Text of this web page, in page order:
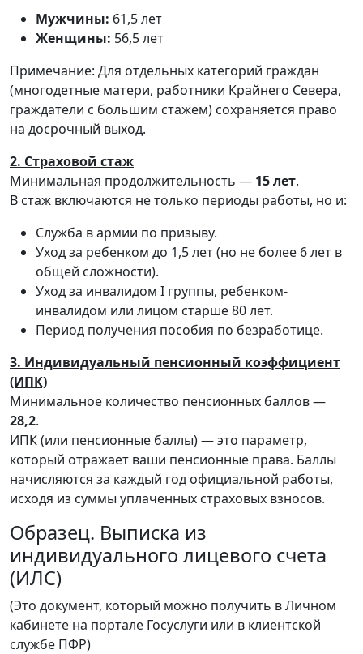
Мужчины: 61,5 лет
Женщины: 56,5 лет
Примечание: Для отдельных категорий граждан
(многодетные матери, работники Крайнего Севера,
граждатели с большим стажем) сохраняется право
на досрочный выход.
2. Страховой стаж
Минимальная продолжительность — 15 лет.
В стаж включаются не только периоды работы, но и:
Служба в армии по призыву.
Уход за ребенком до 1,5 лет (но не более 6 лет в
общей сложности).
Уход за инвалидом I группы, ребенком-
инвалидом или лицом старше 80 лет.
Период получения пособия по безработице.
3. Индивидуальный пенсионный коэффициент
(ИПК)
Минимальное количество пенсионных баллов —
28,2.
ИПК (или пенсионные баллы) — это параметр,
который отражает ваши пенсионные права. Баллы
начисляются за каждый год официальной работы,
исходя из суммы уплаченных страховых взносов.
Образец. Выписка из
индивидуального лицевого счета
(ИЛС)
(Это документ, который можно получить в Личном
кабинете на портале Госуслуги или в клиентской
службе ПФР)